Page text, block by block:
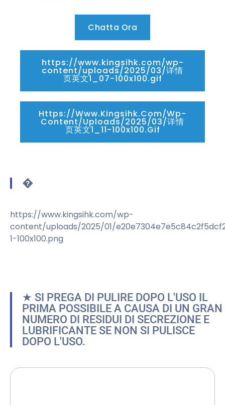
Chatta Ora
https://www.kingsihk.com/wp-
content/uploads/2025/03/详情
页英文1_07-100x100.gif
Https://www.kingsihk.com/wp-
Content/uploads/2025/03/详情
页英文1_11-100x100.gif
�
https://www.kingsihk.com/wp-
content/uploads/2025/01/
1-100x100.png
★ SI PREGA DI PULIRE DOPO L'USO IL
PRIMA POSSIBILE A CAUSA DI UN GRAN
NUMERO DI RESIDUI DI SECREZIONE E
LUBRIFICANTE SE NON SI PULISCE
DOPO L'USO.